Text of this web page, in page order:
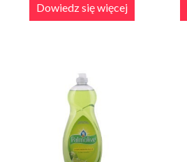
Dowiedz się więcej